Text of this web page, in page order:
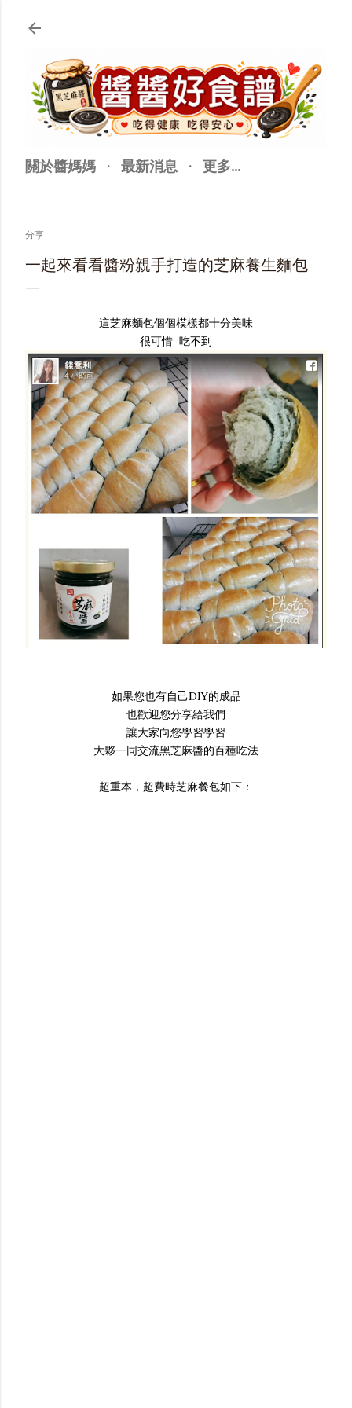
關於醬媽媽 最新消息 更多…
分享
一起來看看醬粉親手打造的芝麻養生麵包
這芝麻麵包個個模樣都十分美味
很可惜 吃不到
如果您也有自己DIY的成品
也歡迎您分享給我們
讓大家向您學習學習
大夥一同交流黑芝麻醬的百種吃法
超重本，超費時芝麻餐包如下：